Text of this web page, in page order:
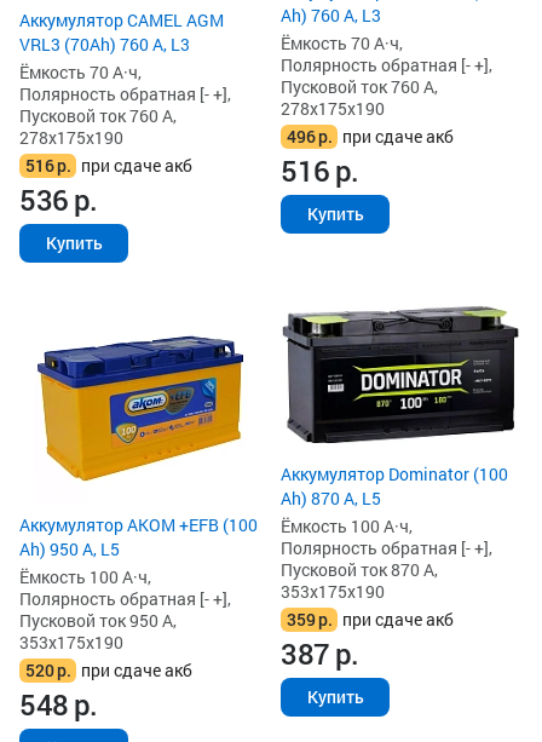
Аккумулятор CAMEL AGM
VRL3 (70Ah) 760 А, L3
Ёмкость 70 А·ч,
Полярность обратная [- +],
Пусковой ток 760 А,
278x175x190
516р. при сдаче акб
536р.
Купить
Ah) 760 А, L3
Ёмкость 70 А·ч,
Полярность обратная [- +],
Пусковой ток 760 А,
278x175x190
496р. при сдаче акб
516р.
Купить
Аккумулятор AKOM +EFB (100
Ah) 950 А, L5
Ёмкость 100 А·ч,
Полярность обратная [- +],
Пусковой ток 950 А,
353x175x190
520р. при сдаче акб
548р.
Аккумулятор Dominator (100
Ah) 870 А, L5
Ёмкость 100 А·ч,
Полярность обратная [- +],
Пусковой ток 870 А,
353x175x190
359р. при сдаче акб
387р.
Купить